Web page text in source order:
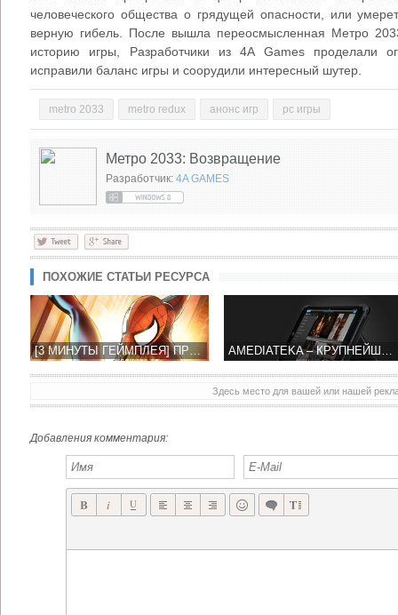
человеческого общества о грядущей опасности, или
верную гибель. После вышла переосмысленная Метро
историю игры, Разработчики из 4A Games проделали
исправили баланс игры и соорудили интересный шутер.
metro 2033 metro redux анонс игр pc игры
Метро 2033: Возвращение
Разработчик: 4A GAMES
ПОХОЖИЕ СТАТЬИ РЕСУРСА
[3 МИНУТЫ ГЕЙМПЛЕЯ] ПРЕ-ОБЗОР SPIDER-MAN UNLIMITED AMEDIATEKA – КРУПНЕЙШИЙ ОНЛАЙН-СЕРВИС СЕРИАЛОВ ПЛАНЕТЫ
Здесь место для вашей или нашей
Добавления комментария: